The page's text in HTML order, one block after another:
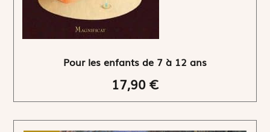
Pour les enfants de 7 à 12 ans
17,90 €